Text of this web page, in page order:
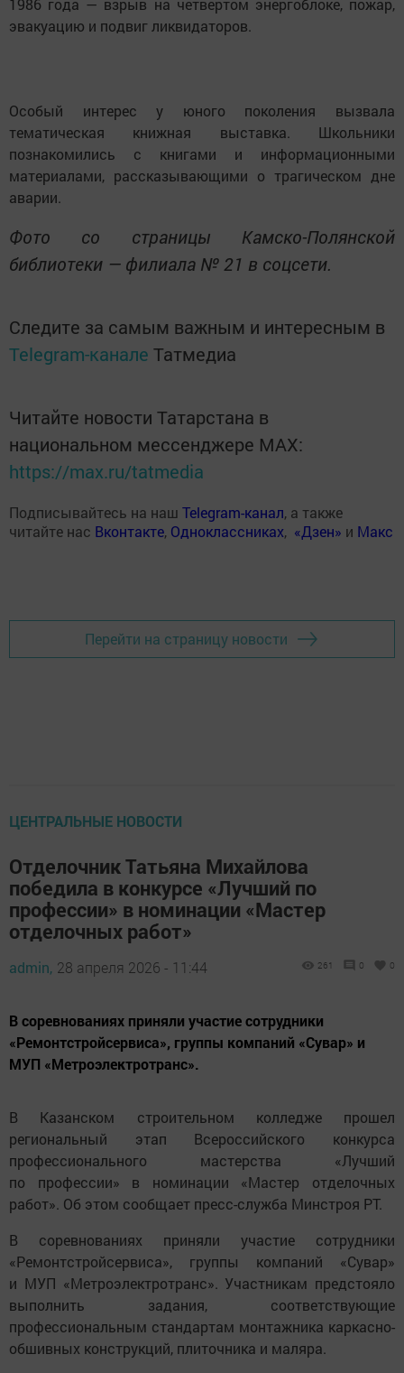
1986 года — взрыв на четвертом энергоблоке, пожар,
эвакуацию и подвиг ликвидаторов.
Особый интерес у юного поколения вызвала
тематическая книжная выставка. Школьники
познакомились с книгами и информационными
материалами, рассказывающими о трагическом дне
аварии.
Фото со страницы Камско-Полянской
библиотеки — филиала № 21 в соцсети.
Следите за самым важным и интересным в
Telegram-канале Татмедиа
Читайте новости Татарстана в
национальном мессенджере MАХ:
https://max.ru/tatmedia
Подписывайтесь на наш Telegram-канал, а также
читайте нас Вконтакте, Одноклассниках, «Дзен» и Макс
Перейти на страницу новости
ЦЕНТРАЛЬНЫЕ НОВОСТИ
Отделочник Татьяна Михайлова
победила в конкурсе «Лучший по
профессии» в номинации «Мастер
отделочных работ»
admin, 28 апреля 2026 - 11:44 261 0 0
В соревнованиях приняли участие сотрудники
«Ремонтстройсервиса», группы компаний «Сувар» и
МУП «Метроэлектротранс».
В Казанском строительном колледже прошел
региональный этап Всероссийского конкурса
профессионального мастерства «Лучший
по профессии» в номинации «Мастер отделочных
работ». Об этом сообщает пресс-служба Минстроя РТ.
В соревнованиях приняли участие сотрудники
«Ремонтстройсервиса», группы компаний «Сувар»
и МУП «Метроэлектротранс». Участникам предстояло
выполнить задания, соответствующие
профессиональным стандартам монтажника каркасно-
обшивных конструкций, плиточника и маляра.